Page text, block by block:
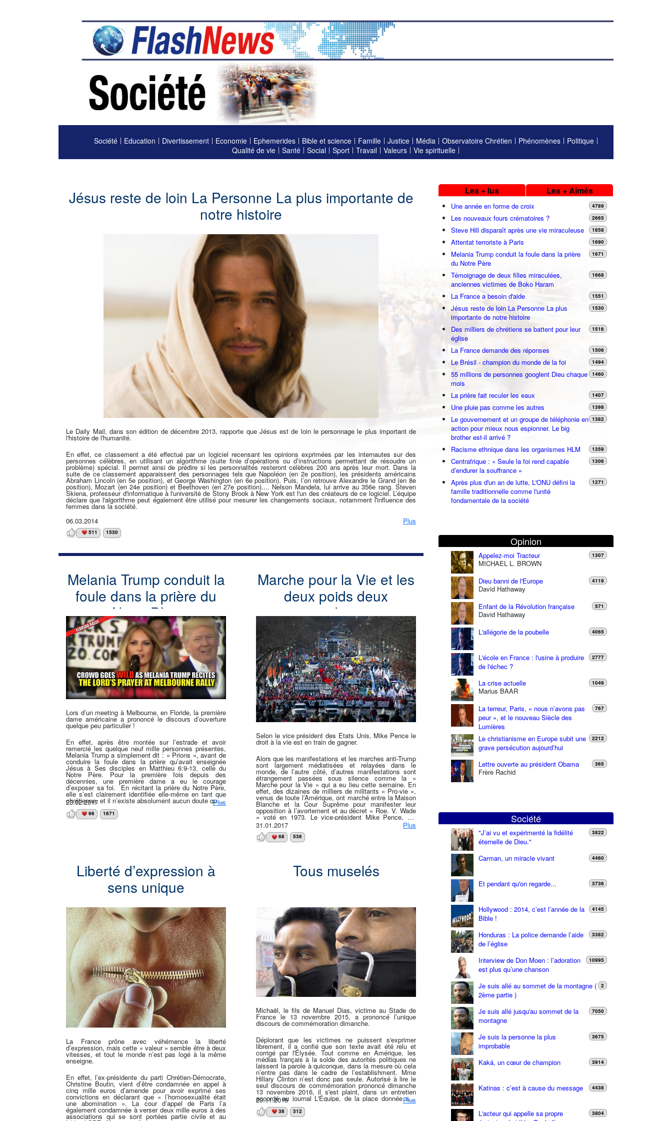
Société Education Divertissement Economie Ephemerides Bible et science Famille Justice Média Observatoire Chrétien Phénomènes
Politique
Qualité de vie
Santé Social Sport Travail Valeurs Vie spirituelle
Jésus reste de loin La Personne La plus importante de
notre histoire
Le Daily Mail, dans son édition de décembre 2013, rapporte que Jésus est de loin le personnage le plus important de
l'histoire de l'humanité.
En effet, ce classement a été effectué par un logiciel recensant les opinions exprimées par les internautes sur des
personnes célèbres, en utilisant un algorithme (suite finie d’opérations ou d’instructions permettant de résoudre un
problème) spécial. Il permet ainsi de prédire si les personnalités resteront célèbres 200 ans après leur mort. Dans la
suite de ce classement apparaissent des personnages tels que Napoléon (en 2e position), les présidents américains
Abraham Lincoln (en 5e position), et George Washington (en 6e position). Puis, l’on retrouve Alexandre le Grand (en 8e
position), Mozart (en 24e position) et Beethoven (en 27e position).... Nelson Mandela, lui arrive au 356e rang. Steven
Skiena, professeur d'informatique à l'université de Stony Brook à New York est l'un des créateurs de ce logiciel. L’équipe
déclare que l'algorithme peut également être utilisé pour mesurer les changements sociaux, notamment l'influence des
femmes dans la société.
06.03.2014
Plus
511 1530
Melania Trump conduit la
foule dans la prière du
Notre Père
Lors d’un meeting à Melbourne, en Floride, la première
dame américaine a prononcé le discours d’ouverture
quelque peu particulier !
En effet, après être montée sur l’estrade et avoir
remercié les quelque neuf mille personnes présentes,
Melania Trump a simplement dit : « Prions », avant de
conduire la foule dans la prière qu’avait enseignée
Jésus à Ses disciples en Matthieu 6:9-13, celle du
Notre Père. Pour la première fois depuis des
décennies, une première dame a eu le courage
d’exposer sa foi. En récitant la prière du Notre Père,
elle s’est clairement identifiée elle-même en tant que
chrétienne, et il n’existe absolument aucun doute quant
à la Personne à Qui elle s’est adressée. » Pour
préparer le discours du Président, elle a demandé à
Dieu que Sa volonté se fasse sur la Terre, comme elle
23.02.2017 Plus
96 1671
Marche pour la Vie et les
deux poids deux
mesures de certains
médias
Selon le vice président des États Unis, Mike Pence le
droit à la vie est en train de gagner.
Alors que les manifestations et les marches anti-Trump
sont largement médiatisées et relayées dans le
monde, de l’autre côté, d’autres manifestations sont
étrangement passées sous silence comme la «
Marche pour la Vie » qui a eu lieu cette semaine. En
effet, des dizaines de milliers de militants « Pro-vie »,
venus de toute l’Amérique, ont marché entre la Maison
Blanche et la Cour Suprême pour manifester leur
opposition à l’avortement et au décret « Roe. V. Wade
» voté en 1973. Le vice-président Mike Pence, qui
participait à la marche déclarait pour cette occasion : «
Nous voici à un tournant historique, car le droit à la vie
est en train de gagner ». Le cortège était même
constitué de beaucoup de jeunes et d’élèves qui
deviendra illégal dans notre pays, car je considère que
c’est un meurtre ». Une enseignante venue du
déplorait un manque d’impartialité de la part des
médias qui n’ont pas couvert cet événement avec la
même intensité que la Marche des Femmes qui a eu
lieu six jours plus tôt : « Vous ne pourrez rien lire
dessus… », avait-il dénoncé.
31.01.2017 Plus
68 536
Liberté d’expression à
sens unique
La France prône avec véhémence la liberté
d’expression, mais cette « valeur » semble être à deux
vitesses, et tout le monde n’est pas logé à la même
enseigne.
En effet, l’ex-présidente du parti Chrétien-Démocrate,
Christine Boutin, vient d’être condamnée en appel à
cinq mille euros d’amende pour avoir exprimé ses
convictions en déclarant que « l’homosexualité était
une abomination ». La cour d’appel de Paris l’a
également condamnée à verser deux mille euros à des
associations qui se sont portées partie civile et au
Tous muselés
Michaël, le fils de Manuel Dias, victime au Stade de
France le 13 novembre 2015, a prononcé l’unique
discours de commémoration dimanche.
Déplorant que les victimes ne puissent s'exprimer
librement, il a confié que son texte avait été relu et
corrigé par l'Élysée. Tout comme en Amérique, les
médias français à la solde des autorités politiques ne
laissent la parole à quiconque, dans la mesure où cela
n’entre pas dans le cadre de l’establishment. Mme
Hillary Clinton n’est donc pas seule. Autorisé à lire le
seul discours de commémoration prononcé dimanche
13 novembre 2016, il s'est plaint, dans un entretien
accordé au journal L'Équipe, de la place donnée aux
victimes et à leurs proches. « On nous donne rarement
la parole, et elle est contrôlée. On nous empêche de
pointer du doigt les responsabilités politiques et,
29.11.2016 Plus
38 312
Les + lus Les + Aimés
Une année en forme de croix 4789
Les nouveaux fours crématoires ? 2665
Steve Hill disparaît après une vie miraculeuse 1858
Attentat terroriste à Paris 1690
Melania Trump conduit la foule dans la prière
du Notre Père
1671
Témoignage de deux filles miraculées,
anciennes victimes de Boko Haram
1668
La France a besoin d'aide 1551
Jésus reste de loin La Personne La plus
importante de notre histoire
1530
Des milliers de chrétiens se battent pour leur
église
1516
La France demande des réponses 1506
Le Brésil - champion du monde de la foi 1494
55 millions de personnes googlent Dieu chaque
mois
1460
La prière fait reculer les eaux 1407
Une pluie pas comme les autres 1398
Le gouvernement et un groupe de téléphonie en
action pour mieux nous espionner. Le big
brother est-il arrivé ?
1382
Racisme ethnique dans les organismes HLM 1359
Centrafrique : « Seule la foi rend capable
d’endurer la souffrance »
1306
Après plus d'un an de lutte, L'ONU défini la
famille traditionnelle comme l'unité
fondamentale de la société
1271
Opinion
Appelez-moi Tracteur
MICHAEL L. BROWN
1307
Dieu banni de l'Europe
David Hathaway
4119
Enfant de la Révolution française
David Hathaway
571
L'allégorie de la poubelle 4065
L'école en France : l'usine à produire
de l'échec ?
2777
La crise actuelle
Marius BAAR
1049
La terreur, Paris, « nous n’avons pas
peur », et le nouveau Siècle des
Lumières
767
Le christianisme en Europe subit une
grave persécution aujourd’hui
2212
Lettre ouverte au président Obama
Frère Rachid
365
Société
"J’ai vu et expérimenté la fidélité
éternelle de Dieu."
3822
Carman, un miracle vivant 4460
Et pendant qu'on regarde... 3736
Hollywood : 2014, c’est l’année de la
Bible !
4145
Honduras : La police demande l’aide
de l’église
3382
Interview de Don Moen : l’adoration
est plus qu’une chanson
10995
Je suis allé au sommet de la montagne (
2ème partie )
2
Je suis allé jusqu'au sommet de la
montagne
7050
Je suis la personne la plus
improbable
3675
Kaká, un cœur de champion 3914
Katinas : c’est à cause du message 4438
L'acteur qui appelle sa propre
3804